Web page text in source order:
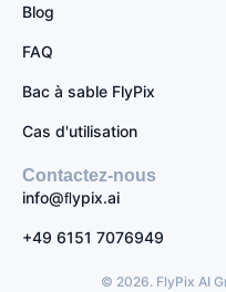
Blog
FAQ
Bac à sable FlyPix
Cas d'utilisation
Contactez-nous
info@ﬂypix.ai
+49 6151 7076949
© 2026. FlyPix AI